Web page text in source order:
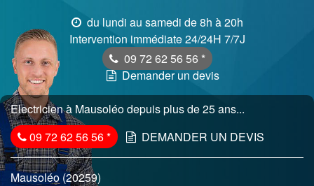
du lundi au samedi de 8h à 20h
Intervention immédiate 24/24H 7/7J
09 72 62 56 56 *
Demander un devis
Electricien à Mausoléo depuis plus de 25 ans...
09 72 62 56 56* DEMANDER UN DEVIS
Mausoléo (20259)